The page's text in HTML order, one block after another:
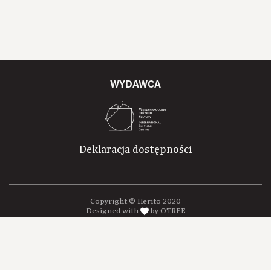
WYDAWCA
Deklaracja dostępności
Copyright © Herito 2020
Designed with
by OTREE